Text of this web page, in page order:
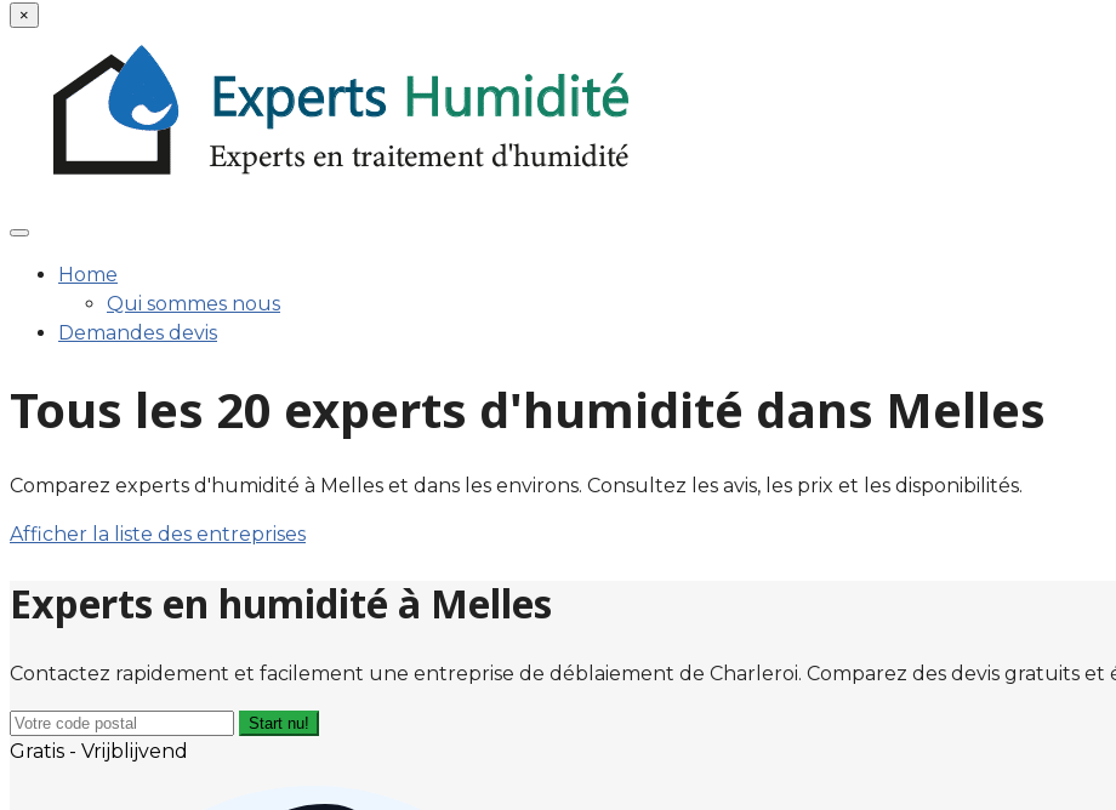
×
Home
Qui sommes nous
Demandes devis
Tous les 20 experts d'humidité dans Melles
Comparez experts d'humidité à Melles et dans les environs. Consultez les avis, les prix et les disponibilités.
Afficher la liste des entreprises
Experts en humidité à Melles
Contactez rapidement et facilement une entreprise de déblaiement de Charleroi. Comparez des devis gratuits et
Start nu!
Gratis - Vrijblijvend